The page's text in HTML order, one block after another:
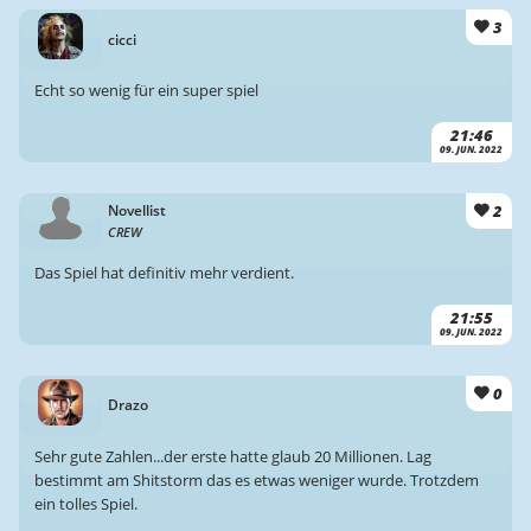
cicci
3
21:46
09. JUN. 2022
Echt so wenig für ein super spiel
Novellist
CREW
2
21:55
09. JUN. 2022
Das Spiel hat definitiv mehr verdient.
Drazo
0
Sehr gute Zahlen...der erste hatte glaub 20 Millionen. Lag
bestimmt am Shitstorm das es etwas weniger wurde. Trotzdem
ein tolles Spiel.